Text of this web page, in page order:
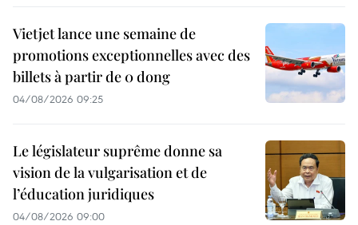
Vietjet lance une semaine de
promotions exceptionnelles avec des
billets à partir de 0 dong
04/08/2026 09:25
Le législateur suprême donne sa
vision de la vulgarisation et de
l’éducation juridiques
04/08/2026 09:00